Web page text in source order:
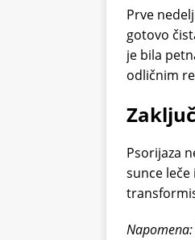
Prve
gotovo
je bila
odličnim
Psorijaza
sunce